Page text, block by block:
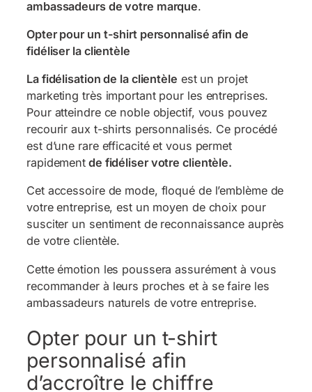
ambassadeurs de votre marque.
Opter pour un t-shirt personnalisé afin de
fidéliser la clientèle
La fidélisation de la clientèle est un projet
marketing très important pour les entreprises.
Pour atteindre ce noble objectif, vous pouvez
recourir aux t-shirts personnalisés. Ce procédé
est d’une rare efficacité et vous permet
rapidement de fidéliser votre clientèle.
Cet accessoire de mode, floqué de l’emblème de
votre entreprise, est un moyen de choix pour
susciter un sentiment de reconnaissance auprès
de votre clientèle.
Cette émotion les poussera assurément à vous
recommander à leurs proches et à se faire les
ambassadeurs naturels de votre entreprise.
Opter pour un t-shirt
personnalisé afin
d’accroître le chiffre